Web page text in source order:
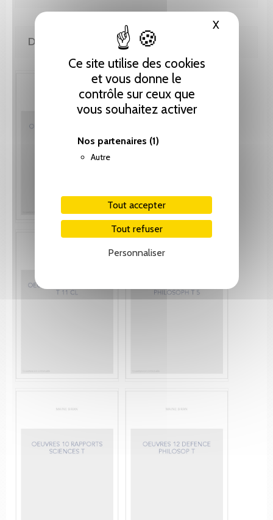
Ce site utilise des cookies
et vous donne le
contrôle sur ceux que
vous souhaitez activer
Nos partenaires (1)
Autre
Tout accepter
Tout refuser
Personnaliser
XMasquer
DE MÊME AUTEUR(E)